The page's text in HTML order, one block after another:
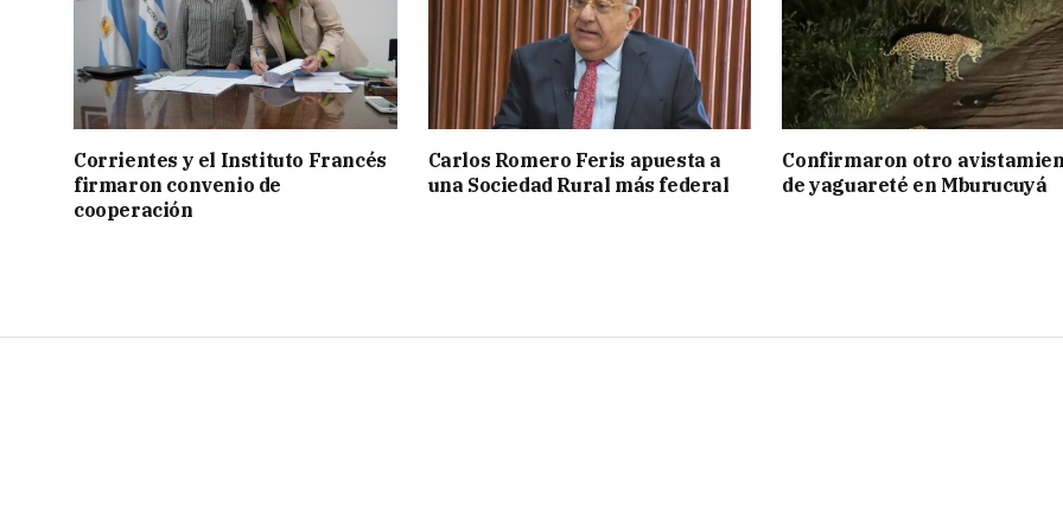
Corrientes y el Instituto Francés
firmaron convenio de
cooperación
Carlos Romero Feris apuesta a
una Sociedad Rural más federal
Confirmaron otro
de yaguareté en Mburucuyá